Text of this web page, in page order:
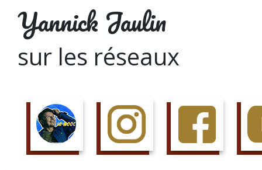
Yannick Jaulin
sur les réseaux